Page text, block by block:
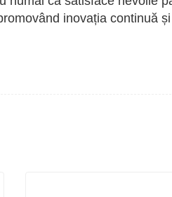
inovația continuă și